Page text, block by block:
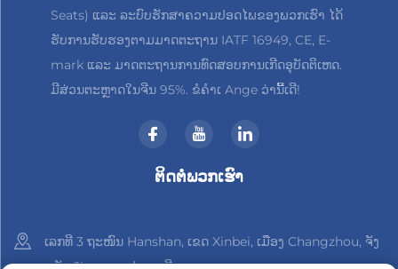
Seats) ແລະ ລະບົບຮັກສາຄວາມປອດໄພຂອງພວກເຮົາ ໄດ້
ຮັບການຮັບຮອງຕາມມາດຕະຖານ IATF 16949, CE, E-
mark ແລະ ມາດຕະຖານການທົດສອບການເກີດອຸບັດຕິເຫດ.
ມີສ່ວນຕະຫຼາດໃນຈີນ 95%. ຂໍຄຳເ Ange ວ່ານີ້ເດີ!
ຕິດຕໍ່ພວກເຮົາ
ເລກທີ 3 ຖະໜົນ Hanshan, ເຂດ Xinbei, ເມືອງ Changzhou, ຈັງ